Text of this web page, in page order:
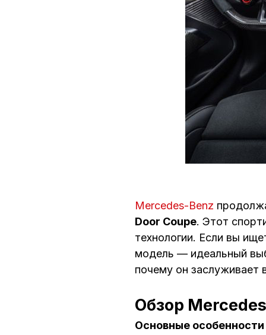
Mercedes-Benz
Door Coupe. Этот
технологии. Если вы
модель — идеальный
почему он заслуживает
Обзор
Основные особенности